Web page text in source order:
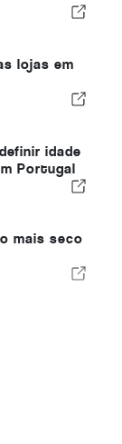
lojas em
idade
Portugal
mais seco